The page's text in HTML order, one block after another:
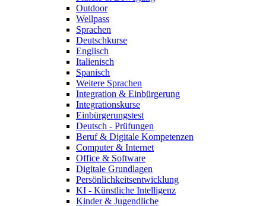
Outdoor
Wellpass
Sprachen
Deutschkurse
Englisch
Italienisch
Spanisch
Weitere Sprachen
Integration & Einbürgerung
Integrationskurse
Einbürgerungstest
Deutsch - Prüfungen
Beruf & Digitale Kompetenzen
Computer & Internet
Office & Software
Digitale Grundlagen
Persönlichkeitsentwicklung
KI - Künstliche Intelligenz
Kinder & Jugendliche